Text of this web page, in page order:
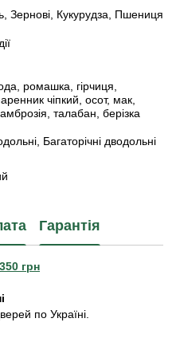
Зернові, Кукурудза, Пшениця
ромашка, гірчиця,
чіпкий, осот, мак,
талабан, берізка
Багаторічні дводольні
Гарантія
350 грн
по Україні.